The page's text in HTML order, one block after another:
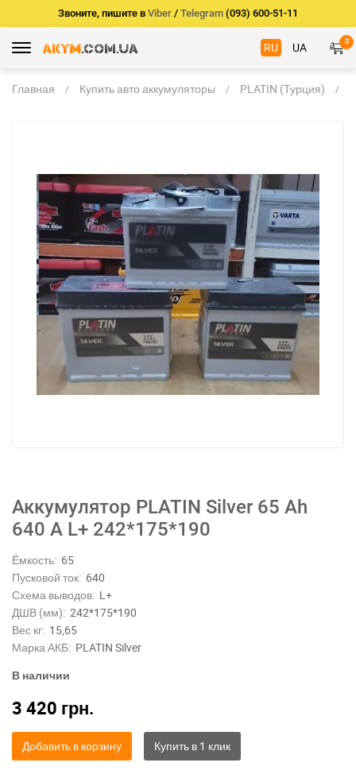
Звоните, пишите в Viber / Telegram (093) 600-51-11
RU UA 0
Главная Купить авто аккумуляторы PLATIN (Турция)
Аккумулятор PLATIN Silver 65 Ah
640 A L+ 242*175*190
Ёмкость: 65
Пусковой ток: 640
Схема выводов: L+
ДШВ (мм): 242*175*190
Вес кг: 15,65
Марка АКБ: PLATIN Silver
В наличии
3 420 грн.
Добавить в корзину